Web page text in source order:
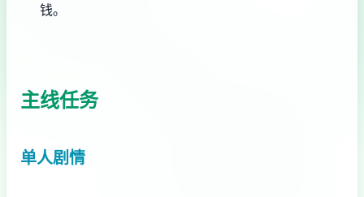
钱。
主线任务
单人剧情